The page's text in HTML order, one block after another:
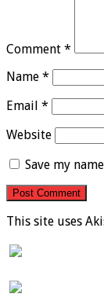
Comment *
Name *
Email *
Website
Save my
This site uses